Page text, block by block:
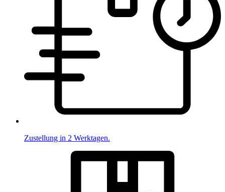
Zustellung in 2 Werktagen.